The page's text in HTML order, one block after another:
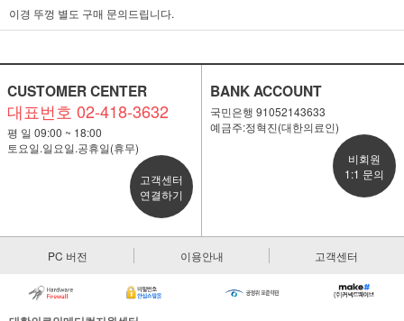
이경 뚜껑 별도 구매 문의드립니다.
CUSTOMER CENTER
대표번호 02-418-3632
평 일 09:00 ~ 18:00
토요일.일요일.공휴일(휴무)
고객센터
연결하기
BANK ACCOUNT
국민은행 91052143633
예금주:정혁진(대한의료인)
비회원
1:1 문의
PC 버전 이용안내 고객센터